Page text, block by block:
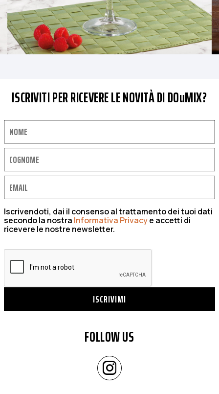
ISCRIVITI PER RICEVERE LE NOVITÀ DI DOuMIX?
Iscrivendoti, dai il consenso al trattamento dei tuoi dati
secondo la nostra Informativa Privacye accetti di
ricevere le nostre newsletter.
ISCRIVIMI
FOLLOW US